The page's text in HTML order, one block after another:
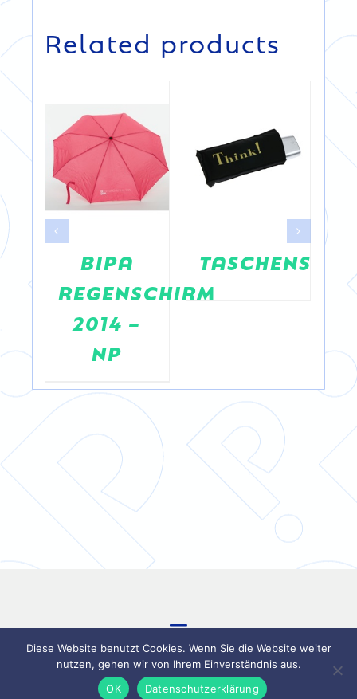
Related products
BIPA
REGENSCHIRM
2014 –
NP
Toggle
Navigation
kontakt
Diese Website benutzt Cookies. Wenn Sie die Website weiter
nutzen, gehen wir von Ihrem Einverständnis aus.
OK
Datenschutzerklärung